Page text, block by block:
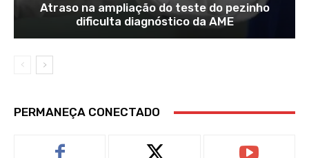
Atraso na ampliação do teste do pezinho
dificulta diagnóstico da AME
PERMANEÇA CONECTADO